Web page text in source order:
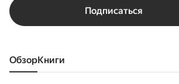
Подписаться
Обзор книги